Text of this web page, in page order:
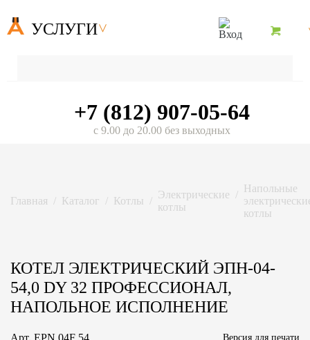
УСЛУГИ
+7 (812) 907-05-64
с 9.00 до 20.00 без выходных
Главная Каталог Котлы
Электрические
котлы
Напольные
котлы
КОТЕЛ ЭЛЕКТРИЧЕСКИЙ ЭПН-04-
54,0 DY 32 ПРОФЕССИОНАЛ,
НАПОЛЬНОЕ ИСПОЛНЕНИЕ
Арт. EPN 04F 54 Версия для печати